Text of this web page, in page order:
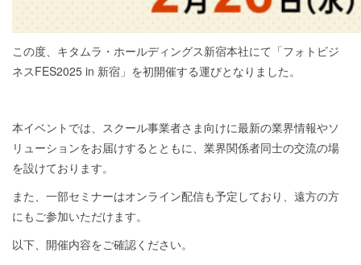
この度、キタムラ・ホールディングス新宿本社にて「フォトビジ
ネスFES2025 in 新宿」を初開催する運びとなりました。
本イベントでは、スクール事業者さま向けに最新の業界情報やソ
リューションをお届けするとともに、業界関係者同士の交流の場
を設けております。
また、一部セミナーはオンライン配信も予定しており、遠方の方
にもご参加いただけます。
以下、開催内容をご確認ください。